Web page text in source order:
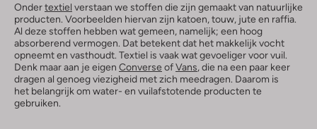
Ondertextiel verstaan we stoffen die zijn gemaakt van natuurlijke
producten. Voorbeelden hiervan zijn katoen, touw, jute en raffia.
Al deze stoffen hebben wat gemeen, namelijk; een hoog
absorberend vermogen. Dat betekent dat het makkelijk vocht
opneemt en vasthoudt. Textiel is vaak wat gevoeliger voor vuil.
Denk maar aan je eigen Converse ofVans, die na een paar keer
dragen al genoeg viezigheid met zich meedragen. Daarom is
het belangrijk om water- en vuilafstotende producten te
gebruiken.